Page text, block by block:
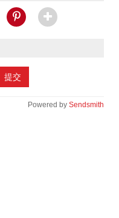
提交
Powered by Sendsmith